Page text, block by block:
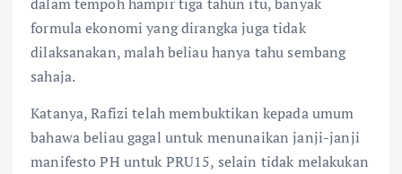
formula ekonomi yang dirangka juga tidak
dilaksanakan, malah beliau hanya tahu sembang
sahaja.
Katanya, Rafizi telah membuktikan kepada umum
bahawa beliau gagal untuk menunaikan janji-janji
manifesto PH untuk PRU15, selain tidak melakukan